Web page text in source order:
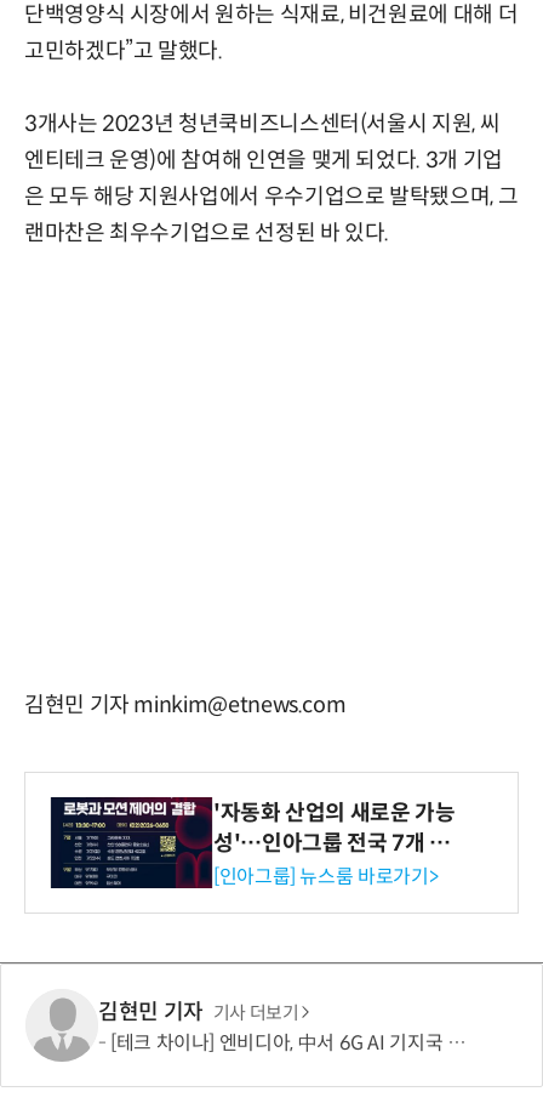
단백영양식 시장에서 원하는 식재료, 비건원료에 대해 더
고민하겠다”고 말했다.
3개사는 2023년 청년쿡비즈니스센터(서울시 지원, 씨
엔티테크 운영)에 참여해 인연을 맺게 되었다. 3개 기업
은 모두 해당 지원사업에서 우수기업으로 발탁됐으며, 그
랜마찬은 최우수기업으로 선정된 바 있다.
김현민 기자 minkim@etnews.com
'자동화 산업의 새로운 가능
성'…인아그룹 전국 7개 도
시 세미나 페어 개최
[인아그룹] 뉴스룸 바로가기>
김현민 기자 기사 더보기
[테크 차이나] 엔비디아, 中서 6G AI 기지국 파트너 물색…'엣지 AI' 시대 겨냥한 공급망 구축 본격화